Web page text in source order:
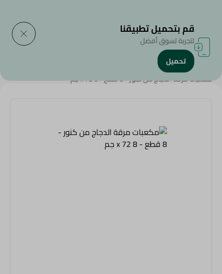
الرئيسية/منتجات البقالة
مكعبات مرقة الدجاج من كنور - 8 قطع - 8 x 72 جم
قم بتحميل تطبيقنا
لتجربة تسوق أفضل
تحميل